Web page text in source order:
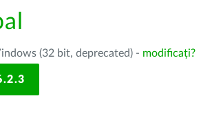
(32 bit, deprecated) - modificați?